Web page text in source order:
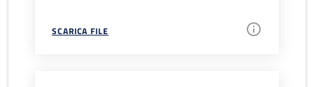
SCARICA FILE